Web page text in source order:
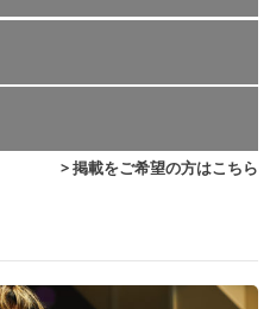
> 掲載をご希望の方はこちら